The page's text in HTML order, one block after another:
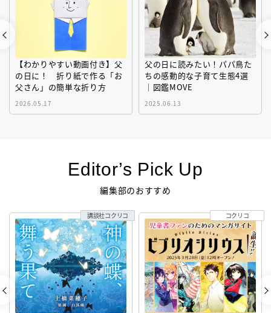
【わかりやすい動画付き】父
の日に！ 折り紙で作る「お
父さん」の簡単な折り方
2026.05.17
父の日に読みたい！パパ鳥た
ちの感動的な子育て生態4選
｜図鑑MOVE
2025.06.13
Editor’s Pick Up
編集部のおすすめ
講談社コクリコ コクリコ